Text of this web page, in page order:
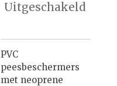
Uitgeschakeld
PVC
peesbeschermers
met neoprene